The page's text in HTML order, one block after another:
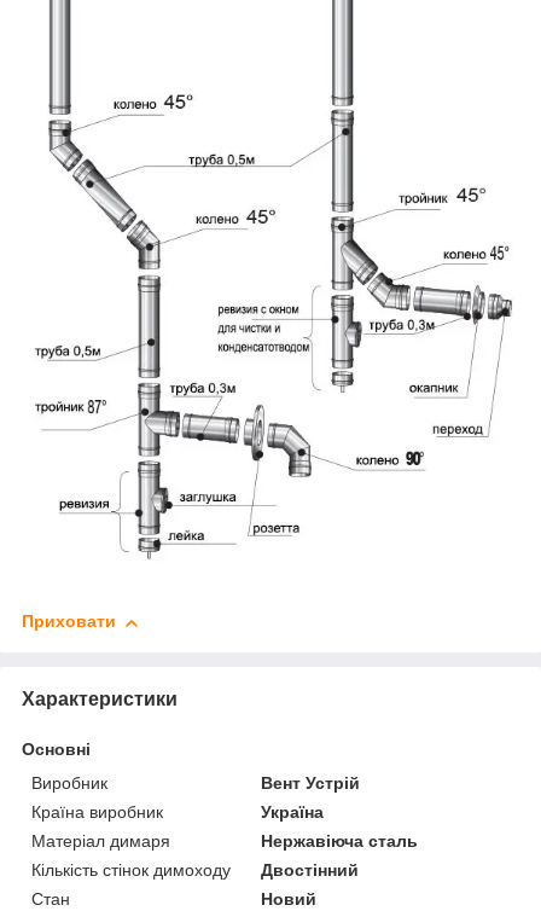
Приховати
Характеристики
Основні
Виробник
Вент Устрій
Країна виробник
Україна
Матеріал димаря
Нержавіюча сталь
Кількість стінок димоходу
Двостінний
Стан
Новий